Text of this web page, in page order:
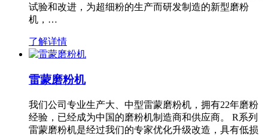
试验和改进，为超细粉的生产而研发制造的新型磨粉
机，…
了解详情
雷蒙磨粉机
我们公司专业生产大、中型雷蒙磨粉机，拥有22年磨粉
经验，已经成为中国的磨粉机制造商和供应商。 R系列
雷蒙磨粉机是经过我们的专家优化升级改造，具有低损